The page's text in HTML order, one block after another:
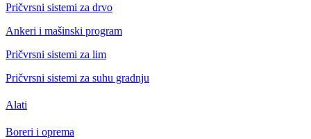
Pričvrsni sistemi za drvo
Ankeri i mašinski program
Pričvrsni sistemi za lim
Pričvrsni sistemi za suhu gradnju
Alati
Boreri i oprema